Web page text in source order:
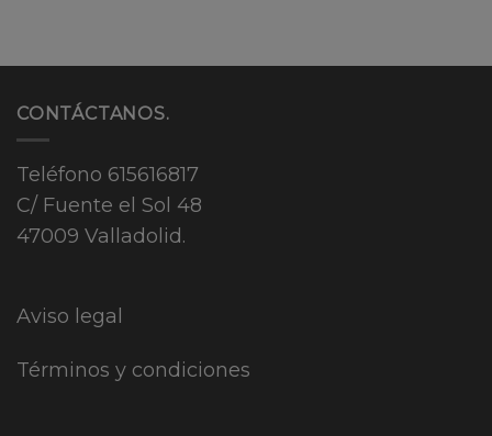
CONTÁCTANOS.
Teléfono 615616817
C/ Fuente el Sol 48
47009 Valladolid.
Aviso legal
Términos y condiciones